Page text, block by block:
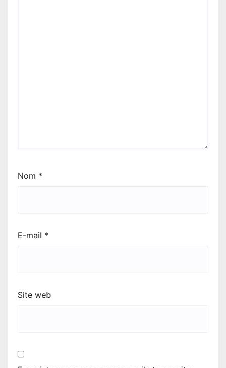
Nom *
E-mail *
Site web